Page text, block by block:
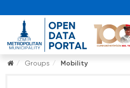
Groups Mobility